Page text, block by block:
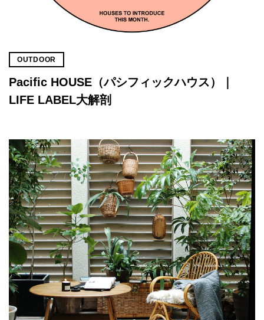
OUTDOOR
Pacific HOUSE（パシフィックハウス）｜
LIFE LABEL大解剖